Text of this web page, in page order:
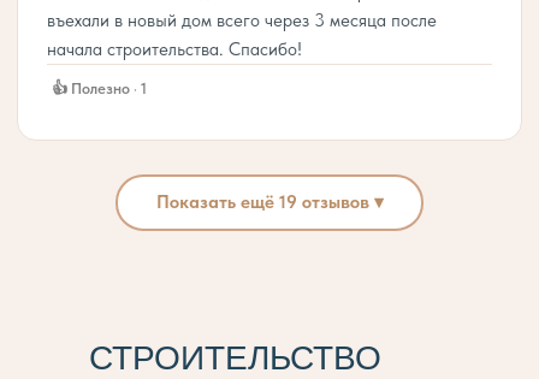
въехали в новый дом всего через 3 месяца после
начала строительства. Спасибо!
👍 Полезно · 1
Показать ещё 19 отзывов ▾
СТРОИТЕЛЬСТВО